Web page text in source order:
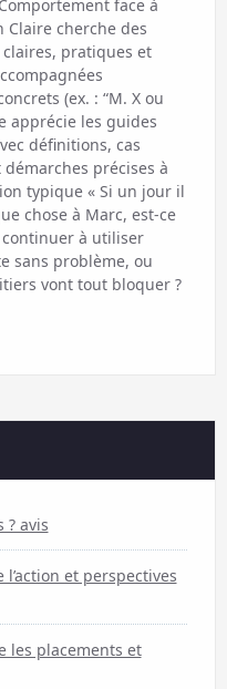
face à
Claire cherche des
pratiques et
(ex. : “M. X ou
apprécie les guides
définitions, cas
précises à
typique « Si un jour il
chose à Marc, est-ce
à utiliser
sans problème, ou
vont tout bloquer ?
? avis
l’action et perspectives
les placements et